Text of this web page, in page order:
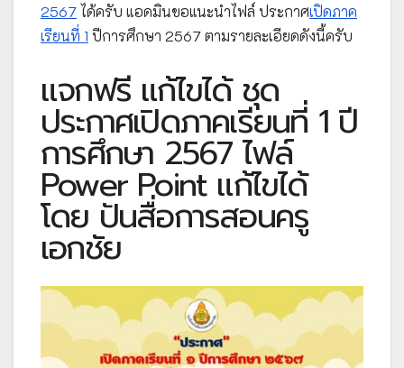
2567ได้ครับ แอดมินขอแนะนำไฟล์ ประกาศเปิดภาค
เรียนที่ 1 ปีการศึกษา 2567 ตามรายละเอียดดังนี้ครับ
แจกฟรี แก้ไขได้ ชุด
ประกาศเปิดภาคเรียนที่ 1 ปี
การศึกษา 2567 ไฟล์
Power Point แก้ไขได้
โดย ปันสื่อการสอนครู
เอกชัย